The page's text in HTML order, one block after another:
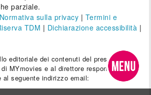
parziale.
Normativa sulla privacy | Termini e
TDM | Dichiarazione accessibilità |
editoriale dei contenuti del presente sito
MYmovies e al direttore responsabile.
seguente indirizzo email: